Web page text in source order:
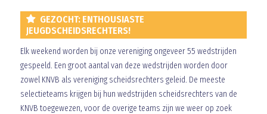
GEZOCHT: ENTHOUSIASTE
JEUGDSCHEIDSRECHTERS!
Elk weekend worden bij onze vereniging ongeveer 55 wedstrijden
gespeeld. Een groot aantal van deze wedstrijden worden door
zowel KNVB als vereniging scheidsrechters geleid. De meeste
selectieteams krijgen bij hun wedstrijden scheidsrechters van de
KNVB toegewezen, voor de overige teams zijn we weer op zoek